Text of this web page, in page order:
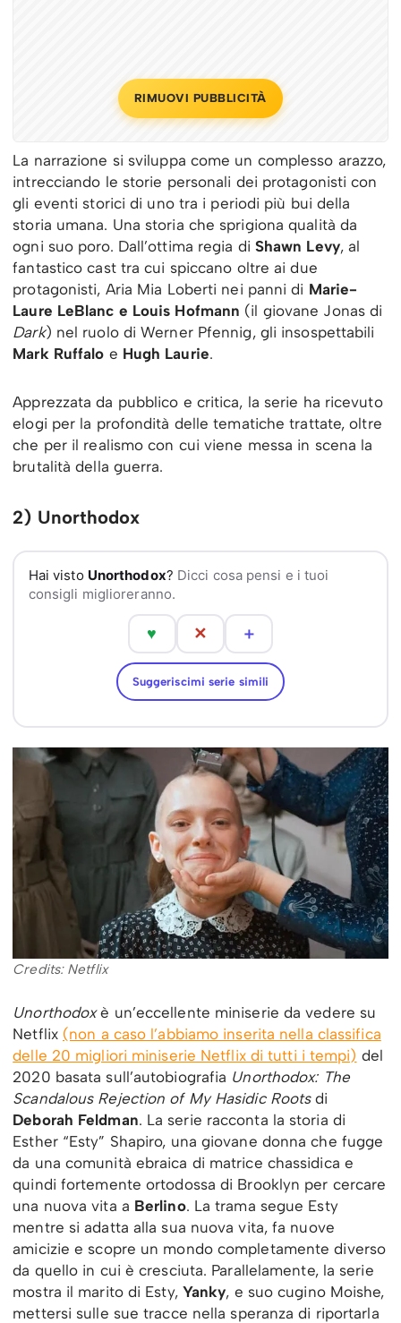
RIMUOVI PUBBLICITÀ
La narrazione si sviluppa come un complesso arazzo,
intrecciando le storie personali dei protagonisti con
gli eventi storici di uno tra i periodi più bui della
storia umana. Una storia che sprigiona qualità da
ogni suo poro. Dall’ottima regia di Shawn Levy, al
fantastico cast tra cui spiccano oltre ai due
protagonisti, Aria Mia Loberti nei panni di Marie-
Laure LeBlanc e Louis Hofmann (il giovane Jonas di
Dark) nel ruolo di Werner Pfennig, gli insospettabili
Mark Ruffalo e Hugh Laurie.
Apprezzata da pubblico e critica, la serie ha ricevuto
elogi per la profondità delle tematiche trattate, oltre
che per il realismo con cui viene messa in scena la
brutalità della guerra.
2) Unorthodox
Hai visto Unorthodox? Dicci cosa pensi e i tuoi
consigli miglioreranno.
♥ ✕ ＋
Suggeriscimi serie simili
Credits: Netflix
Unorthodoxè un’eccellente miniserie da vedere su
Netflix (non a caso l’abbiamo inserita nella classifica
delle 20 migliori miniserie Netflix di tutti i tempi) del
2020 basata sull’autobiografia Unorthodox: The
Scandalous Rejection of My Hasidic Rootsdi
Deborah Feldman. La serie racconta la storia di
Esther “Esty” Shapiro, una giovane donna che fugge
da una comunità ebraica di matrice chassidica e
quindi fortemente ortodossa di Brooklyn per cercare
una nuova vita a Berlino. La trama segue Esty
mentre si adatta alla sua nuova vita, fa nuove
amicizie e scopre un mondo completamente diverso
da quello in cui è cresciuta. Parallelamente, la serie
mostra il marito di Esty, Yanky, e suo cugino Moishe,
mettersi sulle sue tracce nella speranza di riportarla